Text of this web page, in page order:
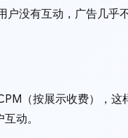
户没有互动，广告几乎
（按展示收费），这
动。